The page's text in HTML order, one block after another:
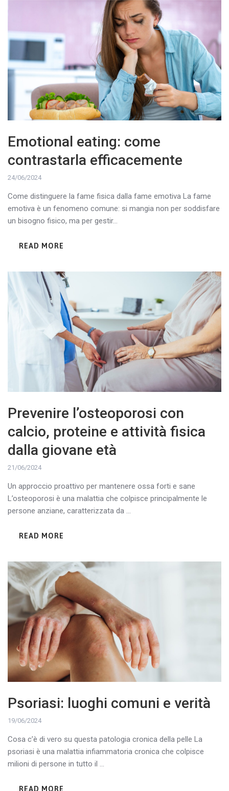
Emotional eating: come
contrastarla efficacemente
24/06/2024
Come distinguere la fame fisica dalla fame emotiva La fame
emotiva è un fenomeno comune: si mangia non per soddisfare
un bisogno fisico, ma per gestir...
READ MORE
Prevenire l’osteoporosi con
calcio, proteine e attività fisica
dalla giovane età
21/06/2024
Un approccio proattivo per mantenere ossa forti e sane
L’osteoporosi è una malattia che colpisce principalmente le
persone anziane, caratterizzata da ...
READ MORE
Psoriasi: luoghi comuni e verità
19/06/2024
Cosa c’è di vero su questa patologia cronica della pelle La
psoriasi è una malattia infiammatoria cronica che colpisce
milioni di persone in tutto il ...
READ MORE